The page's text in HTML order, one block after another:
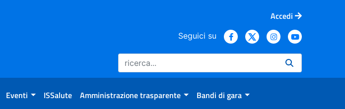
Accedi
Seguici su
Eventi ISSalute Amministrazione trasparente Bandi di gara